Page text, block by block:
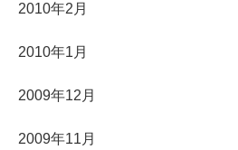
2010年2月
2010年1月
2009年12月
2009年11月